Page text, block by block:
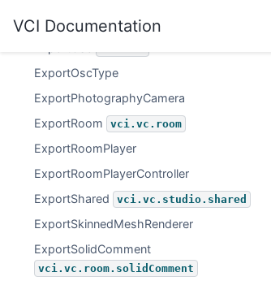
VCI Documentation
vci.vc.room.monitorCamera
ExportOscType
ExportPhotographyCamera
ExportRoom
vci.vc.room
ExportRoomPlayer
ExportRoomPlayerController
ExportShared
vci.vc.studio.shared
ExportSkinnedMeshRenderer
ExportSolidComment
vci.vc.room.solidComment